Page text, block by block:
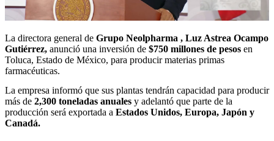
La directora general de Grupo Neolpharma , Luz Astrea Ocampo
Gutiérrez, anunció una inversión de $750 millones de pesos en
Toluca, Estado de México, para producir materias primas
farmacéuticas.
La empresa informó que sus plantas tendrán capacidad para producir
más de 2,300 toneladas anuales y adelantó que parte de la
producción será exportada a Estados Unidos, Europa, Japón y
Canadá.